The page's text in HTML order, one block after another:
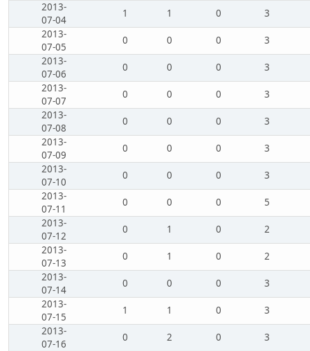
2013-
07-04
1 1 0
3
2013-
07-05
0 0 0
3
2013-
07-06
0 0 0
3
2013-
07-07
0 0 0
3
2013-
07-08
0 0 0
3
2013-
07-09
0 0 0
3
2013-
07-10
0 0 0
3
2013-
07-11
0 0 0
5
2013-
07-12
0 1 0
2
2013-
07-13
0 1 0
2
2013-
07-14
0 0 0
3
2013-
07-15
1 1 0
3
2013-
07-16
0 2 0
3